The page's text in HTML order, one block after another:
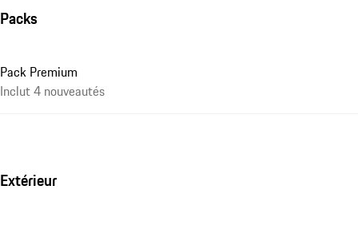
Packs
Pack Premium
Inclut 4 nouveautés
Extérieur